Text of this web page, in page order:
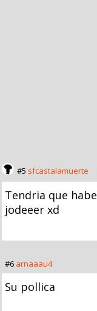
#5 sfcastalamuerte
Tendria que
jodeeer xd
#6 arnaaau4
Su pollica